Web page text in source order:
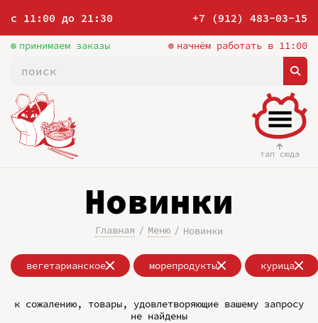
с 11:00 до 21:30 +7 (912) 483-03-15
принимаем заказы начнём работать в 11:00
тап сюда
Новинки
Главная Меню Новинки
вегетарианское морепродукты курица
к сожалению, товары, удовлетворяющие вашему запросу
не найдены